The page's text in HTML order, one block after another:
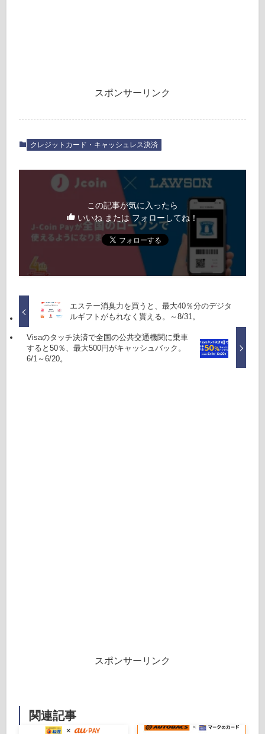
スポンサーリンク
クレジットカード・キャッシュレス決済
この記事が気に入ったら
いいね または フォローしてね！
エステー消臭力を買うと、最大40％分のデジタ
ルギフトがもれなく貰える。～8/31。
Visaのタッチ決済で全国の公共交通機関に乗車
すると50％、最大500円がキャッシュバック。
6/1～6/20。
スポンサーリンク
関連記事